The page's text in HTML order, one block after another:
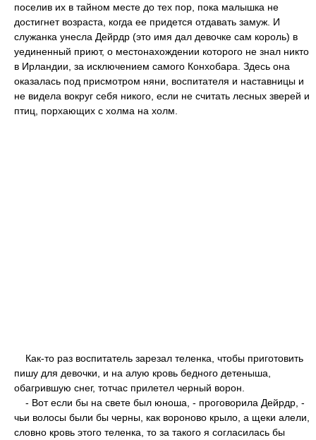
поселив их в тайном месте до тех пор, пока малышка не
достигнет возраста, когда ее придется отдавать замуж. И
служанка унесла Дейрдр (это имя дал девочке сам король) в
уединенный приют, о местонахождении которого не знал никто
в Ирландии, за исключением самого Конхобара. Здесь она
оказалась под присмотром няни, воспитателя и наставницы и
не видела вокруг себя никого, если не считать лесных зверей и
птиц, порхающих с холма на холм.
Как-то раз воспитатель зарезал теленка, чтобы приготовить
пишу для девочки, и на алую кровь бедного детеныша,
обагрившую снег, тотчас прилетел черный ворон.
- Вот если бы на свете был юноша, - проговорила Дейрдр, -
чьи волосы были бы черны, как вороново крыло, а щеки алели,
словно кровь этого теленка, то за такого я согласилась бы